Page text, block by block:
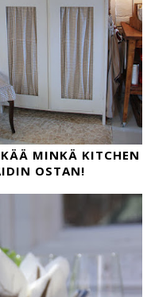
MINKÄ KITCHEN
OSTAN!